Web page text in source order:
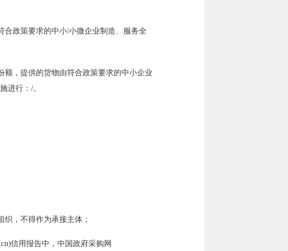
政策要求的中小/小微企业制造、服务全
，提供的货物由符合政策要求的中小企业
进行：/。
，不得作为承接主体；
信用报告中，中国政府采购网